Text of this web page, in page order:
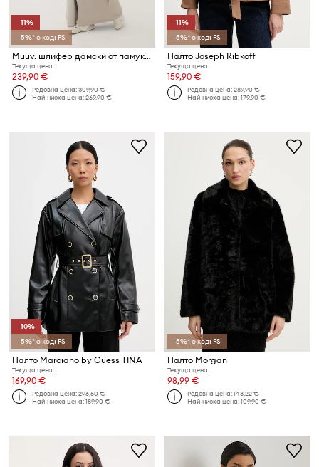
-11%
-5%* с код: FS
Muuv. шлифер дамски от памук BOUFF
Текуща цена:
239,90 €
Редовна цена:309,90 €
Най-ниска цена:269,90 €
-11%
-5%* с код: FS
Палто Joseph Ribkoff
Текуща цена:
159,90 €
Редовна цена:289,90 €
Най-ниска цена:179,90 €
-10%
-5%* с код: FS
Палто Marciano by Guess TINA
Текуща цена:
169,90 €
Редовна цена:296,50 €
Най-ниска цена:189,90 €
-5%* с код: FS
Палто Morgan
Текуща цена:
98,99 €
Редовна цена:148,22 €
Най-ниска цена:109,90 €